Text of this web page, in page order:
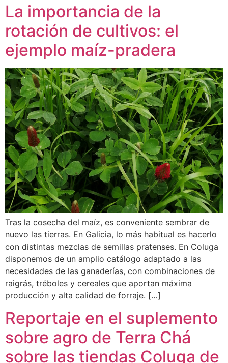
La importancia de la
rotación de cultivos: el
ejemplo maíz-pradera
Tras la cosecha del maíz, es conveniente sembrar de
nuevo las tierras. En Galicia, lo más habitual es hacerlo
con distintas mezclas de semillas pratenses. En Coluga
disponemos de un amplio catálogo adaptado a las
necesidades de las ganaderías, con combinaciones de
raigrás, tréboles y cereales que aportan máxima
producción y alta calidad de forraje. […]
Reportaje en el suplemento
sobre agro de Terra Chá
sobre las tiendas Coluga de